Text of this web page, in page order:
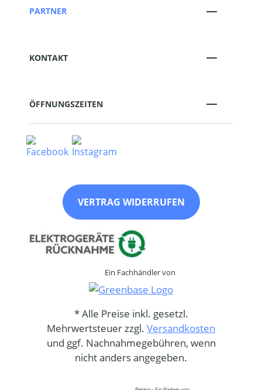
PARTNER
KONTAKT
ÖFFNUNGSZEITEN
VERTRAG WIDERRUFEN
Ein Fachhändler von
* Alle Preise inkl. gesetzl.
Mehrwertsteuer zzgl. Versandkosten
und ggf. Nachnahmegebühren, wenn
nicht anders angegeben.